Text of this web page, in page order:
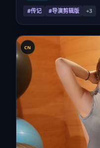
#传记 #导演剪辑版 +3
CN